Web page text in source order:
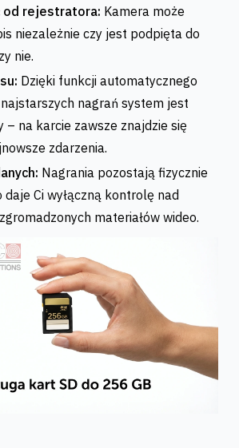
od rejestratora: Kamera może
niezależnie czy jest podpięta do
nie.
Dzięki funkcji automatycznego
nagrań system jest
– na karcie zawsze znajdzie się
zdarzenia.
Nagrania pozostają fizycznie
daje Ci wyłączną kontrolę nad
materiałów wideo.